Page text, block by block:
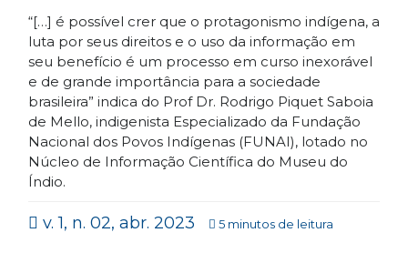
“[…] é possível crer que o protagonismo indígena, a
luta por seus direitos e o uso da informação em
seu benefício é um processo em curso inexorável
e de grande importância para a sociedade
brasileira” indica do Prof Dr. Rodrigo Piquet Saboia
de Mello, indigenista Especializado da Fundação
Nacional dos Povos Indígenas (FUNAI), lotado no
Núcleo de Informação Científica do Museu do
Índio.
v. 1, n. 02, abr. 2023 5 minutos de leitura